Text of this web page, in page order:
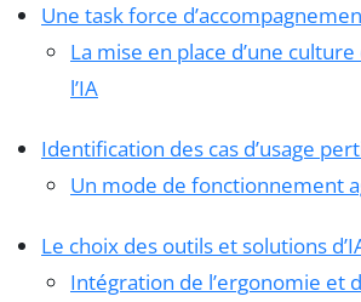
Une task force
La mise en place d’une
l’IA
Identification des cas d’usage
Un mode de fonctionnement
Le choix des outils et solutions
Intégration de l’ergonomie et